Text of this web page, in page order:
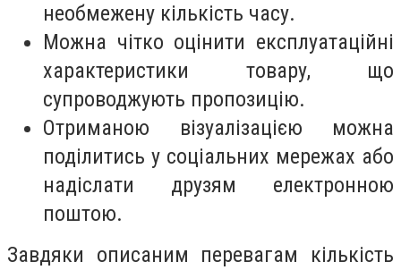
необмежену кількість часу.
Можна чітко оцінити експлуатаційні
характеристики товару, що
супроводжують пропозицію.
Отриманою візуалізацією можна
поділитись у соціальних мережах або
надіслати друзям електронною
поштою.
Завдяки описаним перевагам кількість